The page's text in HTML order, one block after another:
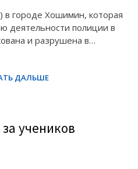
в городе Хошимин, которая
деятельности полиции в
и разрушена в…
учеников